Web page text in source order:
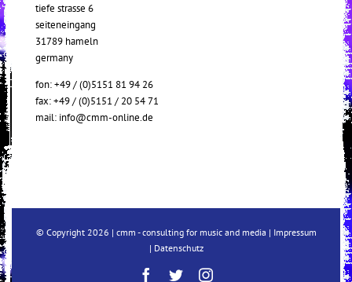
tiefe strasse 6
seiteneingang
31789 hameln
germany
fon: +49 / (0)5151 81 94 26
fax: +49 / (0)5151 / 20 54 71
mail: info@cmm-online.de
© Copyright 2026 | cmm - consulting for music and media | Impressum
| Datenschutz
Facebook
TwitterInstagram